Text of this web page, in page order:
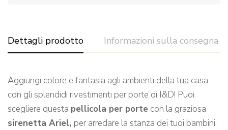
Dettagli prodotto Informazioni sulla consegna
Aggiungi colore e fantasia agli ambienti della tua casa
con gli splendidi rivestimenti per porte di I&D! Puoi
scegliere questa pellicola per porte con la graziosa
sirenetta Ariel, per arredare la stanza dei tuoi bambini.